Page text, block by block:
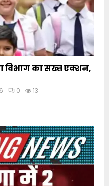
विभाग का सख्त एक्शन,
0 13